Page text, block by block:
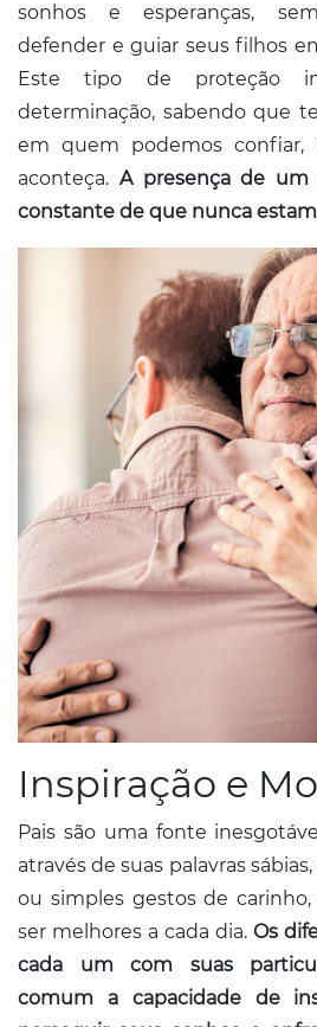
sonhos e esperanças,
defender e guiar seus filhos
Este tipo de proteção
determinação, sabendo que
em quem podemos
aconteça. A presença de
constante de que nunca
Inspiração e
Pais são uma fonte
através de suas palavras
ou simples gestos de
ser melhores a cada dia. Os
cada um com suas
comum a capacidade de